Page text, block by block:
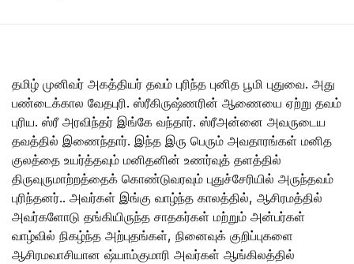
தமிழ் முனிவர் அகத்தியர் தவம் புரிந்த புனித பூமி புதுவை. அது
பண்டைக்கால வேதபுரி. ஸ்ரீகிருஷ்ணரின் ஆணையை ஏற்று தவம்
புரிய. ஸ்ரீ அரவிந்தர் இங்கே வந்தார். ஸ்ரீஅன்னை அவருடைய
தவத்தில் இணைந்தார். இந்த இரு பெரும் அவதாரங்கள் மனித
குலத்தை உயர்த்தவும் மனிதனின் உணர்வுத் தளத்தில்
திருவுருமாற்றத்தைக் கொண்டுவரவும் புதுச்சேரியில் அருந்தவம்
புரிந்தனர்.. அவர்கள் இங்கு வாழ்ந்த காலத்தில், ஆசிரமத்தில்
அவர்களோடு தங்கியிருந்த சாதகர்கள் மற்றும் அன்பர்கள்
வாழ்வில் நிகழ்ந்த அற்புதங்கள், நினைவுக் குறிப்புகளை
ஆசிரமவாசியான ஷ்யாம்குமாரி அவர்கள் ஆங்கிலத்தில்